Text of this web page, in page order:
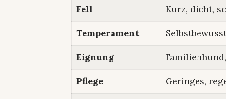
Fell Kurz, dicht,
Temperament
Eignung
Pflege Geringes,